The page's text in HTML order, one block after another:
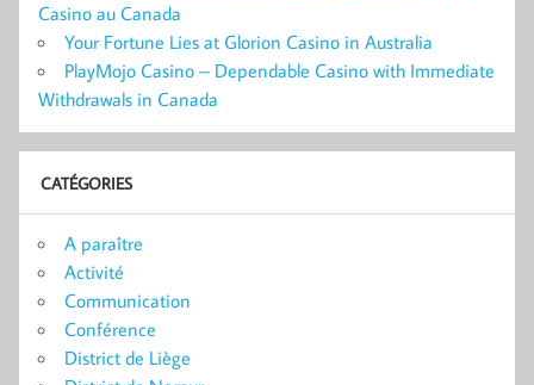
Casino au Canada
Your Fortune Lies at Glorion Casino in Australia
PlayMojo Casino – Dependable Casino with Immediate
Withdrawals in Canada
CATÉGORIES
A paraître
Activité
Communication
Conférence
District de Liège